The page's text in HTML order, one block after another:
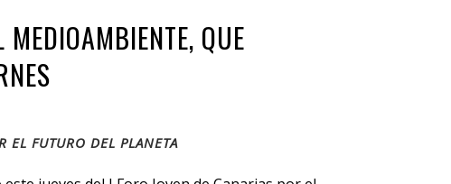
QUE
EL FUTURO DEL PLANETA